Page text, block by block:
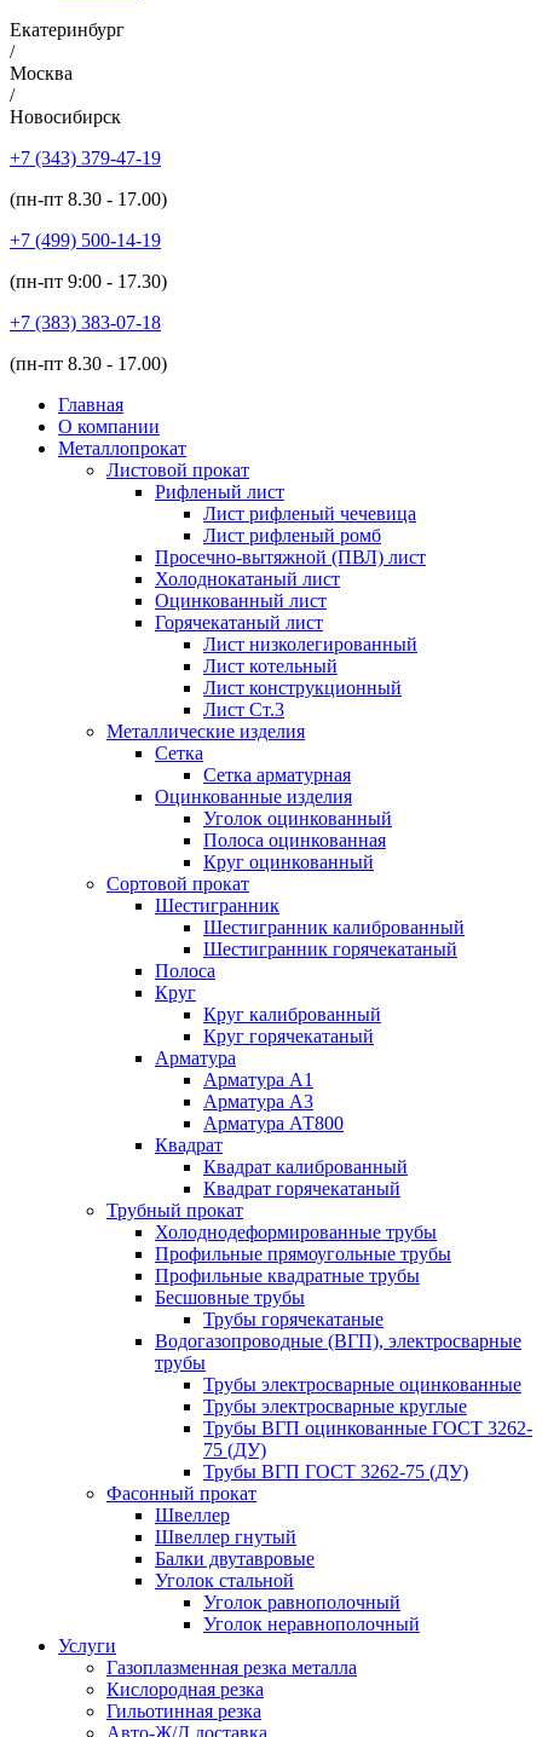
Екатеринбург
/
Москва
/
Новосибирск
+7 (343) 379-47-19
(пн-пт 8.30 - 17.00)
+7 (499) 500-14-19
(пн-пт 9:00 - 17.30)
+7 (383) 383-07-18
(пн-пт 8.30 - 17.00)
Главная
О компании
Металлопрокат
Листовой прокат
Рифленый лист
Лист рифленый чечевица
Лист рифленый ромб
Просечно-вытяжной (ПВЛ) лист
Холоднокатаный лист
Оцинкованный лист
Горячекатаный лист
Лист низколегированный
Лист котельный
Лист конструкционный
Лист Ст.3
Металлические изделия
Сетка
Сетка арматурная
Оцинкованные изделия
Уголок оцинкованный
Полоса оцинкованная
Круг оцинкованный
Сортовой прокат
Шестигранник
Шестигранник калиброванный
Шестигранник горячекатаный
Полоса
Круг
Круг калиброванный
Круг горячекатаный
Арматура
Арматура А1
Арматура А3
Арматура АТ800
Квадрат
Квадрат калиброванный
Квадрат горячекатаный
Трубный прокат
Холоднодеформированные трубы
Профильные прямоугольные трубы
Профильные квадратные трубы
Бесшовные трубы
Трубы горячекатаные
Водогазопроводные (ВГП), электросварные
трубы
Трубы электросварные оцинкованные
Трубы электросварные круглые
Трубы ВГП оцинкованные ГОСТ 3262-
75 (ДУ)
Трубы ВГП ГОСТ 3262-75 (ДУ)
Фасонный прокат
Швеллер
Швеллер гнутый
Балки двутавровые
Уголок стальной
Уголок равнополочный
Уголок неравнополочный
Услуги
Газоплазменная резка металла
Кислородная резка
Гильотинная резка
Авто-Ж/Д доставка